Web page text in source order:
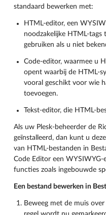
standaard bewerken met:
HTML-editor, een
noodzakelijke HTML-
gebruiken als u niet
Code-editor, waarmee u
opent waarbij de HTML-
vooral geschikt voor wie
toevoegen.
Tekst-editor, die HTML-
Als uw Plesk-beheerder de
geïnstalleerd, dan kunt u
van HTML-bestanden in
Code Editor een
functies zoals ingebouwde
Een bestand bewerken in
Beweeg met de muis